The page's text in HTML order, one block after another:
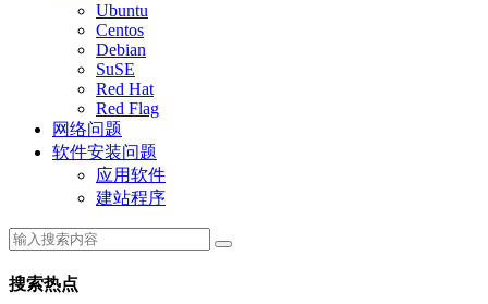
Ubuntu
Centos
Debian
SuSE
Red Hat
Red Flag
网络问题
软件安装问题
应用软件
建站程序
搜索热点